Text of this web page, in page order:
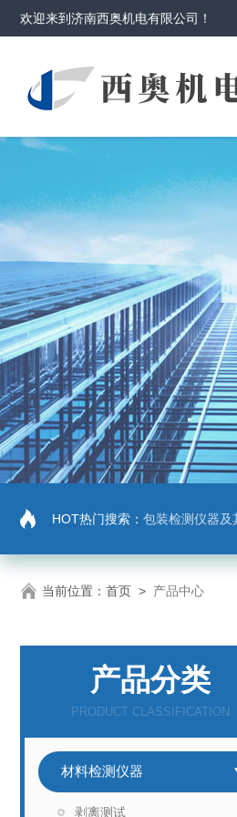
欢迎来到济南西奥机电有限公司 ！
HOT热门搜索： 包装检测仪器及其它检测仪器
当前位置： 首页 > 产品中心
产品分类
PRODUCT CLASSIFICATION
材料检测仪器
剥离测试